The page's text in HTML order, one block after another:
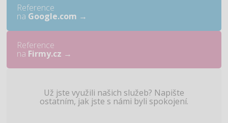
Reference
na Google.com →
Reference
na Firmy.cz →
Už jste využili našich služeb? Napište
ostatním, jak jste s námi byli spokojení.